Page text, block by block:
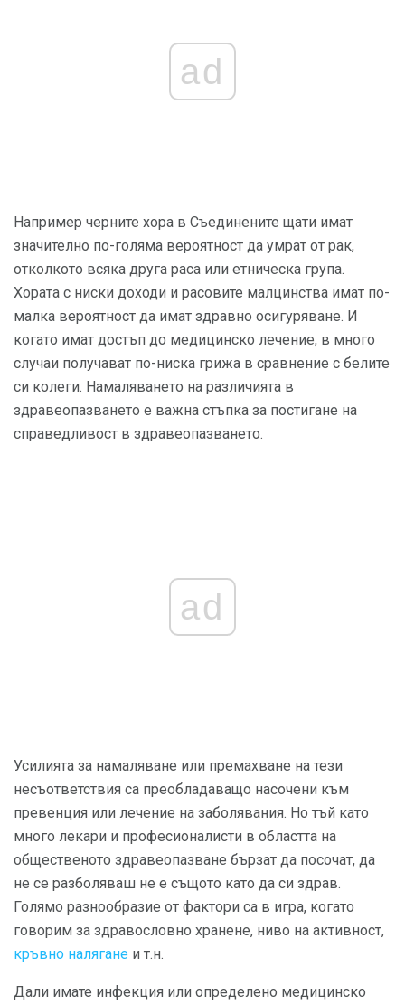
ad
Например черните хора в Съединените щати имат
значително по-голяма вероятност да умрат от рак,
отколкото всяка друга раса или етническа група.
Хората с ниски доходи и расовите малцинства имат по-
малка вероятност да имат здравно осигуряване. И
когато имат достъп до медицинско лечение, в много
случаи получават по-ниска грижа в сравнение с белите
си колеги. Намаляването на различията в
здравеопазването е важна стъпка за постигане на
справедливост в здравеопазването.
ad
Усилията за намаляване или премахване на тези
несъответствия са преобладаващо насочени към
превенция или лечение на заболявания. Но тъй като
много лекари и професионалисти в областта на
общественото здравеопазване бързат да посочат, да
не се разболяваш не е същото като да си здрав.
Голямо разнообразие от фактори са в игра, когато
говорим за здравословно хранене, ниво на активност,
кръвно налягане и т.н.
Дали имате инфекция или определено медицинско